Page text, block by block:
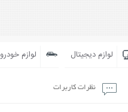
لوازم دیجیتال لوازم خودرو
نظرات کاربرات